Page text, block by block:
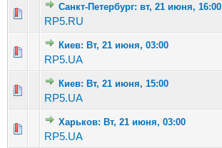
Санкт-Петербург: вт, 21 июня, 16:00
RP5.RU
Голосов: 5 - Средняя оценка: 2.4 из 5
1234 5
Киев: Вт, 21 июня, 03:00
RP5.UA
Голосов: 2 - Средняя оценка: 2 из 5
1 2345
Киев: Вт, 21 июня, 15:00
RP5.UA
Голосов: 1 - Средняя оценка: 1 из 5
1 2345
Харьков: Вт, 21 июня, 03:00
RP5.UA
Голосов: 1 - Средняя оценка: 1 из 5
1 234 5